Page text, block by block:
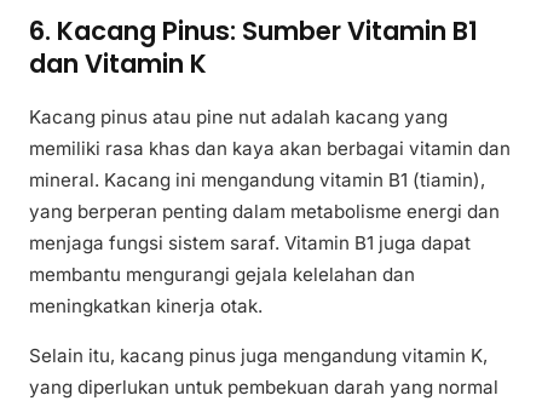
6. Kacang Pinus: Sumber Vitamin B1
dan Vitamin K
Kacang pinus atau pine nut adalah kacang yang
memiliki rasa khas dan kaya akan berbagai vitamin dan
mineral. Kacang ini mengandung vitamin B1 (tiamin),
yang berperan penting dalam metabolisme energi dan
menjaga fungsi sistem saraf. Vitamin B1 juga dapat
membantu mengurangi gejala kelelahan dan
meningkatkan kinerja otak.
Selain itu, kacang pinus juga mengandung vitamin K,
yang diperlukan untuk pembekuan darah yang normal